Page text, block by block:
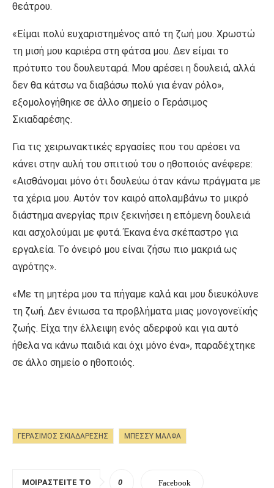
θεάτρου.
«Είμαι πολύ ευχαριστημένος από τη ζωή μου. Χρωστώ
τη μισή μου καριέρα στη φάτσα μου. Δεν είμαι το
πρότυπο του δουλευταρά. Μου αρέσει η δουλειά, αλλά
δεν θα κάτσω να διαβάσω πολύ για έναν ρόλο»,
εξομολογήθηκε σε άλλο σημείο ο Γεράσιμος
Σκιαδαρέσης.
Για τις χειρωνακτικές εργασίες που του αρέσει να
κάνει στην αυλή του σπιτιού του ο ηθοποιός ανέφερε:
«Αισθάνομαι μόνο ότι δουλεύω όταν κάνω πράγματα με
τα χέρια μου. Αυτόν τον καιρό απολαμβάνω το μικρό
διάστημα ανεργίας πριν ξεκινήσει η επόμενη δουλειά
και ασχολούμαι με φυτά. Έκανα ένα σκέπαστρο για
εργαλεία. Το όνειρό μου είναι ζήσω πιο μακριά ως
αγρότης».
«Με τη μητέρα μου τα πήγαμε καλά και μου διευκόλυνε
τη ζωή. Δεν ένιωσα τα προβλήματα μιας μονογονεϊκής
ζωής. Είχα την έλλειψη ενός αδερφού και για αυτό
ήθελα να κάνω παιδιά και όχι μόνο ένα», παραδέχτηκε
σε άλλο σημείο ο ηθοποιός.
ΓΕΡΆΣΙΜΟΣ ΣΚΙΑΔΑΡΈΣΗΣ ΜΠΈΣΣΥ ΜΆΛΦΑ
ΜΟΙΡΑΣΤΕΊΤΕ ΤΟ 0 Facebook